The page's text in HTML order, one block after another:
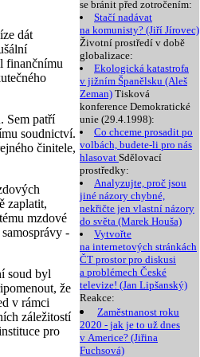
se bránit před zotročením:
Stačí nadávat
na komunisty? (Jiří Jírovec)
Životní prostředí v době
globalizace:
Ekologická katastrofa
v jižním Španělsku (Aleš
Zeman) Tisková
konference Demokratické
unie (29.4.1998):
Co chceme prosadit po
volbách, budete-li pro nás
hlasovat Sdělovací
prostředky:
Analyzujte, proč jsou
jiné názory chybné,
nekřičte jen vlastní názory
do světa (Marek Houša)
Vytvořte
na internetových stránkách
ČT prostor pro diskusi
a problémech České
televize! (Jan Lipšanský)
Reakce:
Zaměstnanost roku
2020 - jak je to už dnes
v Americe? (Jiřina
Fuchsová)
dát
finančnímu
Sem patří
soudnictví.
činitele,
zaplatit,
mzdové
-
soud byl
že
v rámci
záležitostí
pro